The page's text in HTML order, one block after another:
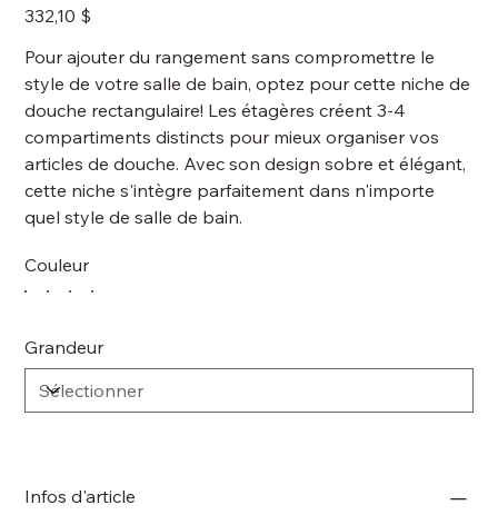
Prix
332,10 $
Pour ajouter du rangement sans compromettre le
style de votre salle de bain, optez pour cette niche de
douche rectangulaire! Les étagères créent 3-4
compartiments distincts pour mieux organiser vos
articles de douche. Avec son design sobre et élégant,
cette niche s'intègre parfaitement dans n'importe
quel style de salle de bain.
Couleur
Grandeur
Infos d'article